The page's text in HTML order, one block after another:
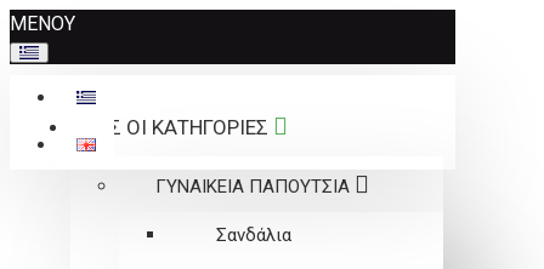
Σημείωση:
Αυτός
ο
ιστότοπος
περιλαμβάνει
ΜΕΝΟΥ
ΟΛΕΣ ΟΙ ΚΑΤΗΓΟΡΙΕΣ
ΓΥΝΑΙΚΕΙΑ ΠΑΠΟΥΤΣΙΑ
Σανδάλια